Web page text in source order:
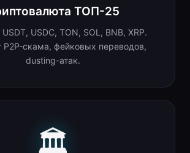
ТОП-25
USDT, USDC, TON, SOL, BNB, XRP.
P2P-скама, фейковых переводов,
dusting-атак.
🏛